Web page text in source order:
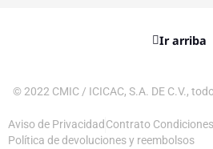
Ir arriba
© 2022 CMIC / ICICAC, S.A. DE C.V.,
Aviso de Privacidad Contrato
Política de devoluciones y reembolsos